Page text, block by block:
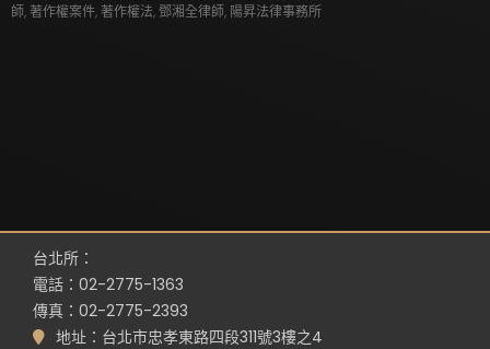
師, 著作權案件, 著作權法, 鄧湘全律師, 陽昇法律事務所
台北所：
電話：02-2775-1363
傳真：02-2775-2393
地址：台北市忠孝東路四段311號3樓之4